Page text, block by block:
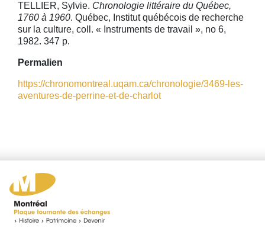
TELLIER, Sylvie. Chronologie littéraire du Québec,
1760 à 1960. Québec, Institut québécois de recherche
sur la culture, coll. « Instruments de travail », no 6,
1982. 347 p.
Permalien
https://chronomontreal.uqam.ca/chronologie/3469-les-
aventures-de-perrine-et-de-charlot